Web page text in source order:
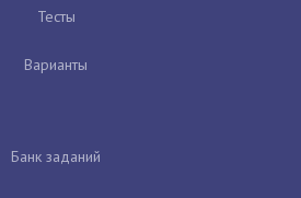
Тесты
Варианты
Банк заданий